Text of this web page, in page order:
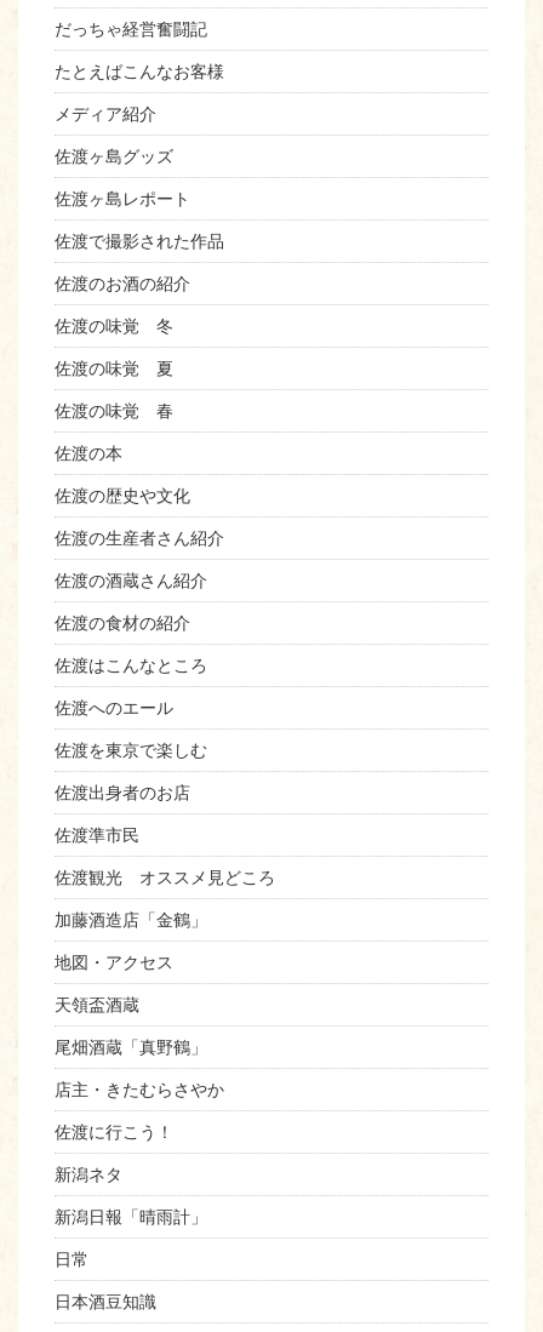
だっちゃ経営奮闘記
たとえばこんなお客様
メディア紹介
佐渡ヶ島グッズ
佐渡ヶ島レポート
佐渡で撮影された作品
佐渡のお酒の紹介
佐渡の味覚 冬
佐渡の味覚 夏
佐渡の味覚 春
佐渡の本
佐渡の歴史や文化
佐渡の生産者さん紹介
佐渡の酒蔵さん紹介
佐渡の食材の紹介
佐渡はこんなところ
佐渡へのエール
佐渡を東京で楽しむ
佐渡出身者のお店
佐渡準市民
佐渡観光 オススメ見どころ
加藤酒造店「金鶴」
地図・アクセス
天領盃酒蔵
尾畑酒蔵「真野鶴」
店主・きたむらさやか
佐渡に行こう！
新潟ネタ
新潟日報「晴雨計」
日常
日本酒豆知識